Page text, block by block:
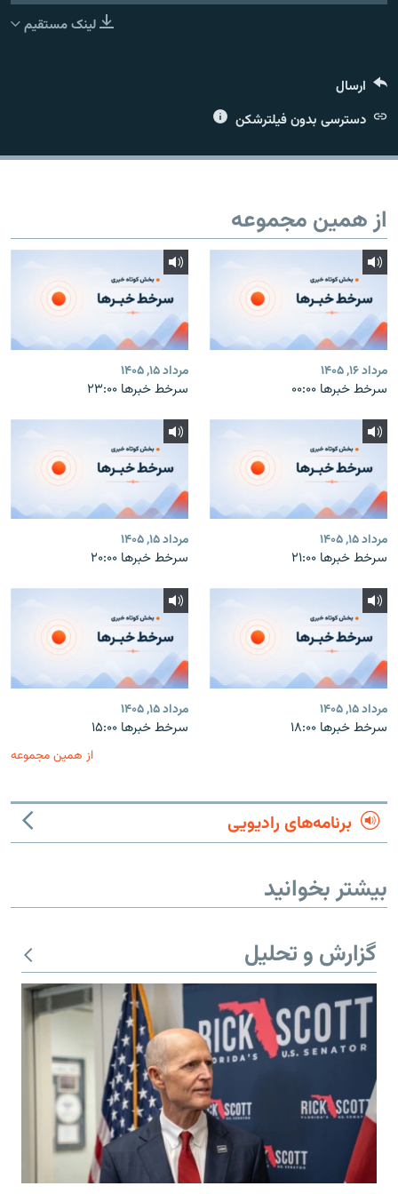
لینک مستقیم
ارسال
دسترسی بدون فیلترشکن
از همین مجموعه
مرداد ۱۶, ۱۴۰۵
سرخط خبرها ۰۰:۰۰
مرداد ۱۵, ۱۴۰۵
سرخط خبرها ۲۳:۰۰
مرداد ۱۵, ۱۴۰۵
سرخط خبرها ۲۱:۰۰
مرداد ۱۵, ۱۴۰۵
سرخط خبرها ۲۰:۰۰
مرداد ۱۵, ۱۴۰۵
سرخط خبرها ۱۸:۰۰
مرداد ۱۵, ۱۴۰۵
سرخط خبرها ۱۵:۰۰
از همین مجموعه
برنامه‌های رادیویی
بیشتر بخوانید
گزارش و تحلیل